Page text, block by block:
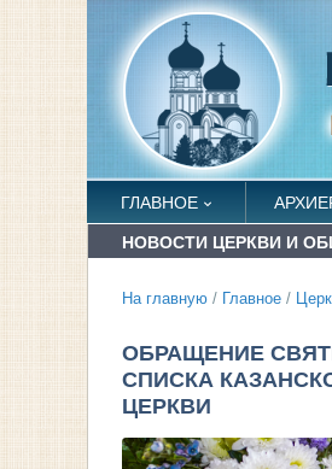
ГЛАВНОЕ
НОВОСТИ ЦЕРКВИ И
На главную / Главное /
ОБРАЩЕНИЕ
СПИСКА
ЦЕРКВИ